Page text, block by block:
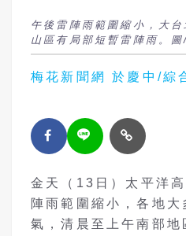
午後雷陣雨範圍縮小，大
山區有局部短暫雷陣雨。
梅花新聞網 於慶中/綜
金天（13日）太平洋
陣雨範圍縮小，各地大
氣，清晨至上午南部地